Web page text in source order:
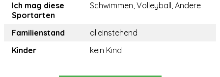
Ich mag diese
Sportarten
Schwimmen, Volleyball, Andere
Familienstand
alleinstehend
Kinder
kein Kind